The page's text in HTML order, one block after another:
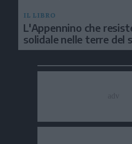
IL LIBRO
L'Appennino che
solidale nelle terre del